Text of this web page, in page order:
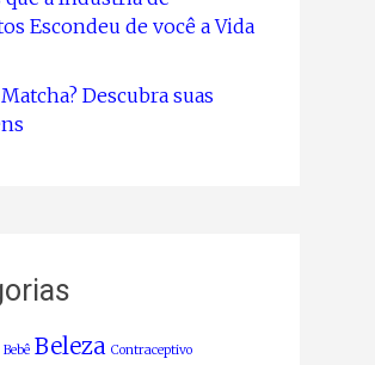
Escondeu de você a Vida
Descubra suas
Bebê Beleza Contraceptivo